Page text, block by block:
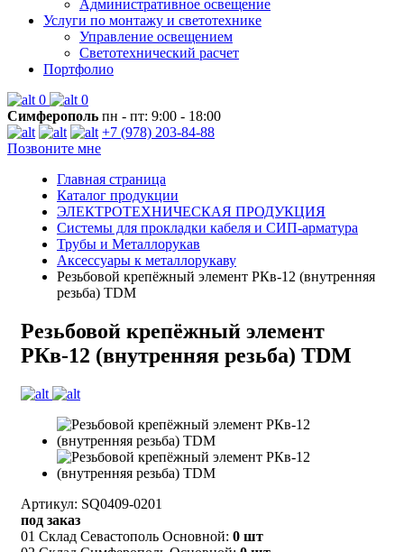
Административное освещение
Услуги по монтажу и светотехнике
Управление освещением
Светотехнический расчет
Портфолио
0
0
Симферополь пн - пт: 9:00 - 18:00
+7 (978) 203-84-88
Позвоните мне
Главная страница
Каталог продукции
ЭЛЕКТРОТЕХНИЧЕСКАЯ ПРОДУКЦИЯ
Системы для прокладки кабеля и СИП-арматура
Трубы и Металлорукав
Аксессуары к металлорукаву
Резьбовой крепёжный элемент РКв-12 (внутренняя
резьба) TDM
Резьбовой крепёжный элемент
РКв-12 (внутренняя резьба) TDM
Артикул: SQ0409-0201
под заказ
01 Склад Севастополь Основной: 0 шт